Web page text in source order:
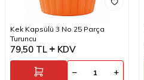
Kek Kapsülü 3 No 25 Parça
Turuncu
79,50 TL KDV